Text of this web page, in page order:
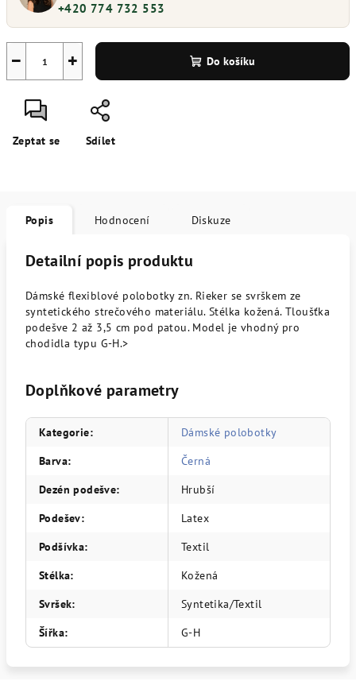
+420 774 732 553
+
− Do košíku
Zeptat se Sdílet
Popis Hodnocení Diskuze
Detailní popis produktu
Dámské flexiblové polobotky zn. Rieker se svrškem ze
syntetického strečového materiálu. Stélka kožená. Tloušťka
podešve 2 až 3,5 cm pod patou. Model je vhodný pro
chodidla typu G-H.>
Doplňkové parametry
Kategorie:
Dámské polobotky
Barva:
Černá
Dezén podešve:
Hrubší
Podešev:
Latex
Podšívka:
Textil
Stélka:
Kožená
Svršek:
Syntetika/Textil
Šířka: G-H